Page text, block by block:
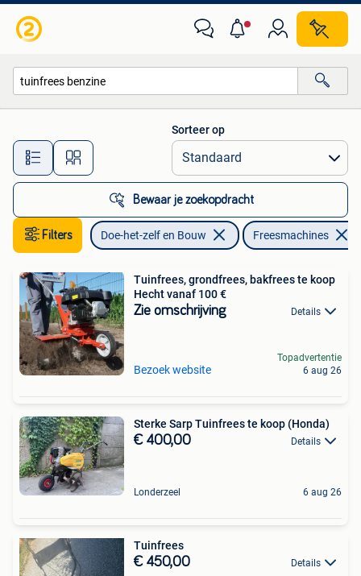
Alle afstanden…
Sorteer op
Bewaar je zoekopdracht
Filters Doe-het-zelf en Bouw Freesmachines
Tuinfrees, grondfrees, bakfrees te koop
Hecht vanaf 100 €
Zie omschrijving Details
Bezoek website
Topadvertentie
6 aug 26
Sterke Sarp Tuinfrees te koop (Honda)
€ 400,00 Details
Londerzeel 6 aug 26
Tuinfrees
€ 450,00 Details